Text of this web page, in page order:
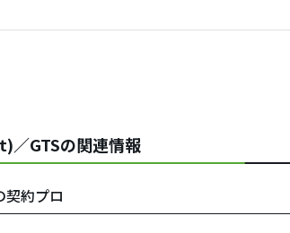
GTSの関連情報
約プロ